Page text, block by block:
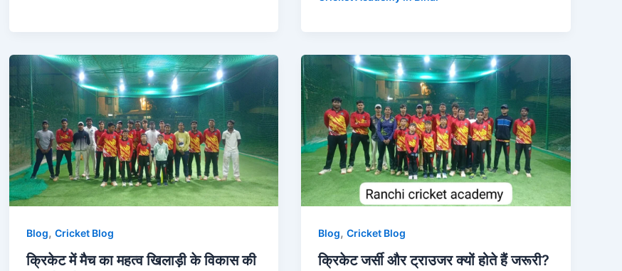
Blog, Cricket Blog
क्रिकेट में मैच का महत्व खिलाड़ी के विकास की
Blog,Cricket Blog
क्रिकेट जर्सी और ट्राउजर क्यों होते हैं जरूरी?